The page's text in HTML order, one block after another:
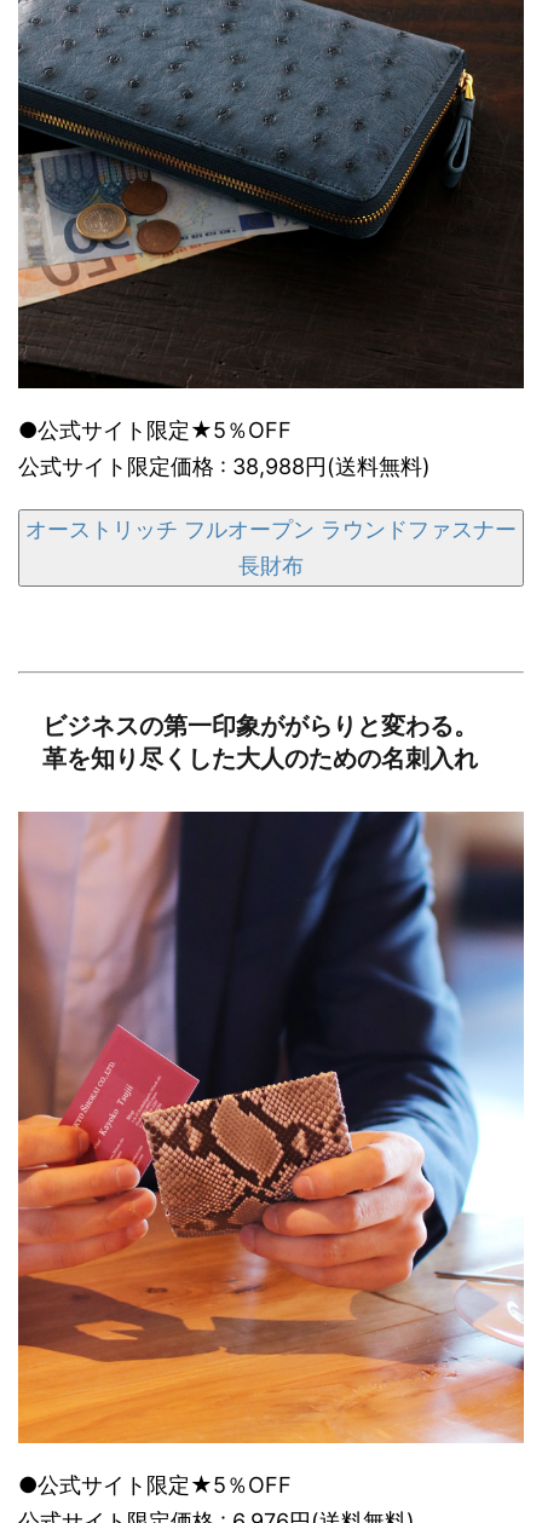
●公式サイト限定★5％OFF
公式サイト限定価格 : 38,988円(送料無料)
オーストリッチ フルオープン ラウンドファスナー
長財布
ビジネスの第一印象ががらりと変わる。
革を知り尽くした大人のための名刺入れ
●公式サイト限定★5％OFF